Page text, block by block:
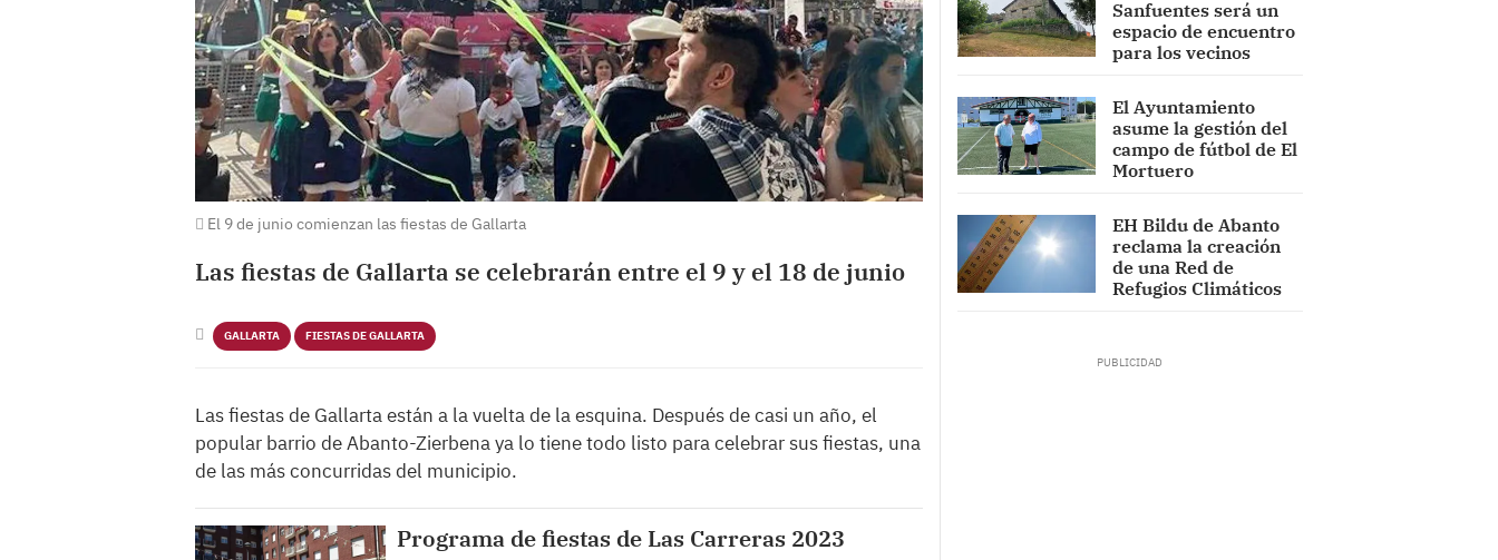
El 9 de junio comienzan las fiestas de Gallarta
Las fiestas de Gallarta se celebrarán entre el 9 y el 18 de junio
GALLARTA FIESTAS DE GALLARTA
Las fiestas de Gallarta están a la vuelta de la esquina. Después de casi un año, el
popular barrio de Abanto-Zierbena ya lo tiene todo listo para celebrar sus fiestas, una
de las más concurridas del municipio.
Programa de fiestas de Las Carreras 2023
Sanfuentes será un
espacio de encuentro
para los vecinos
El Ayuntamiento
asume la gestión del
campo de fútbol de El
Mortuero
EH Bildu de Abanto
reclama la creación
de una Red de
Refugios Climáticos